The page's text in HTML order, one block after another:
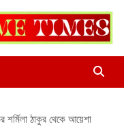
শর্মিলা ঠাকুর থেকে আয়েশা